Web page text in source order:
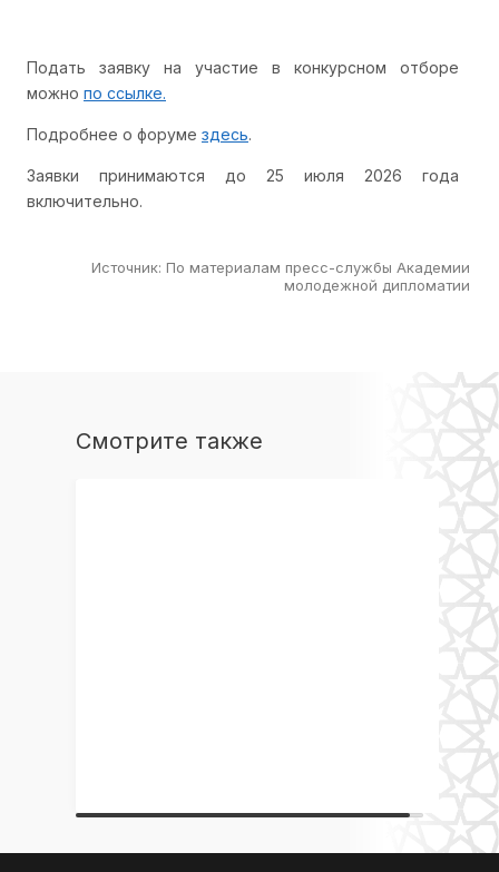
Подать заявку на участие в конкурсном отборе
можно по ссылке.
Подробнее о форуме здесь.
Заявки принимаются до 25 июля 2026 года
включительно.
Источник: По материалам пресс-службы Академии
молодежной дипломатии
Смотрите также